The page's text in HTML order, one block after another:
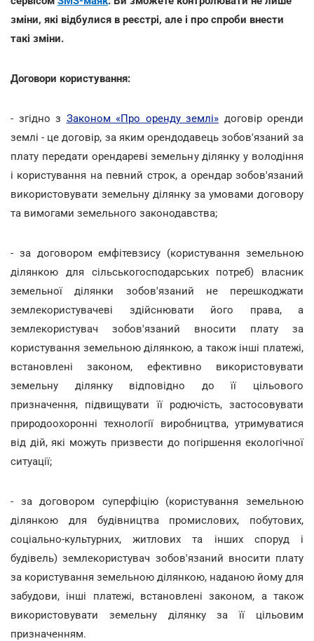
зміни, які відбулися в реєстрі, але і про спроби внести
такі зміни.
Договори користування:
- згідно з Законом «Про оренду землі» договір оренди
землі - це договір, за яким орендодавець зобов'язаний за
плату передати орендареві земельну ділянку у володіння
і користування на певний строк, а орендар зобов'язаний
використовувати земельну ділянку за умовами договору
та вимогами земельного законодавства;
- за договором емфітевзису (користування земельною
ділянкою для сільськогосподарських потреб) власник
земельної ділянки зобов'язаний не перешкоджати
землекористувачеві здійснювати його права, а
землекористувач зобов'язаний вносити плату за
користування земельною ділянкою, а також інші платежі,
встановлені законом, ефективно використовувати
земельну ділянку відповідно до її цільового
призначення, підвищувати її родючість, застосовувати
природоохоронні технології виробництва, утримуватися
від дій, які можуть призвести до погіршення екологічної
ситуації;
- за договором суперфіцію (користування земельною
ділянкою для будівництва промислових, побутових,
соціально-культурних, житлових та інших споруд і
будівель) землекористувач зобов'язаний вносити плату
за користування земельною ділянкою, наданою йому для
забудови, інші платежі, встановлені законом, а також
використовувати земельну ділянку за її цільовим
призначенням.